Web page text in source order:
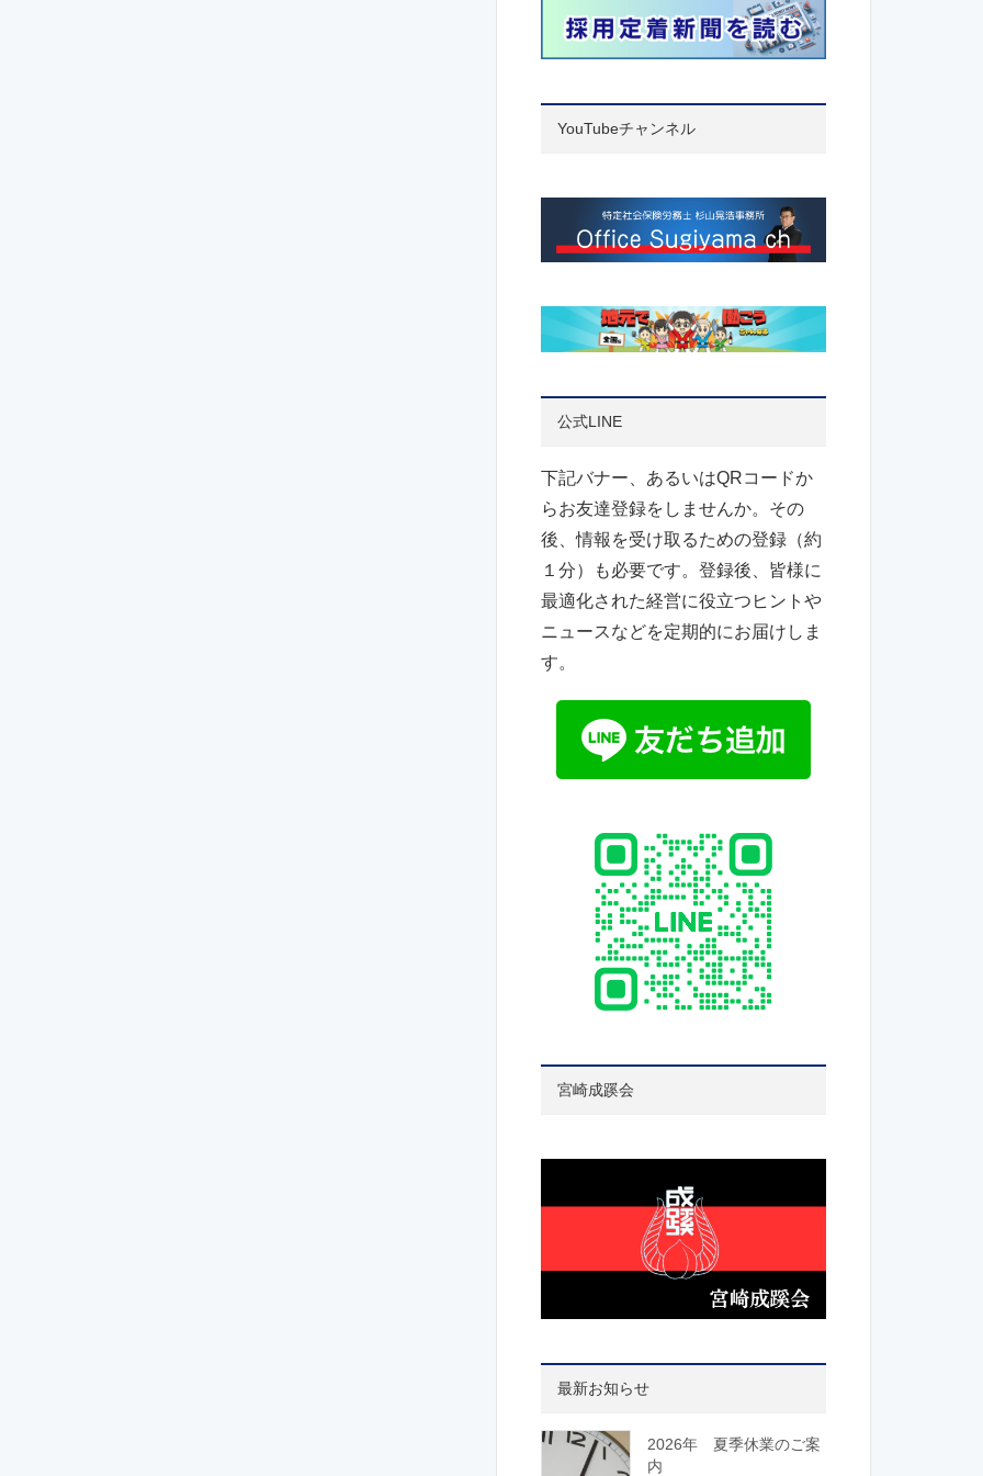
YouTubeチャンネル
公式LINE
下記バナー、あるいはQRコードか
らお友達登録をしませんか。その
後、情報を受け取るための登録（約
１分）も必要です。登録後、皆様に
最適化された経営に役立つヒントや
ニュースなどを定期的にお届けしま
す。
宮崎成蹊会
最新お知らせ
2026年 夏季休業のご案
内